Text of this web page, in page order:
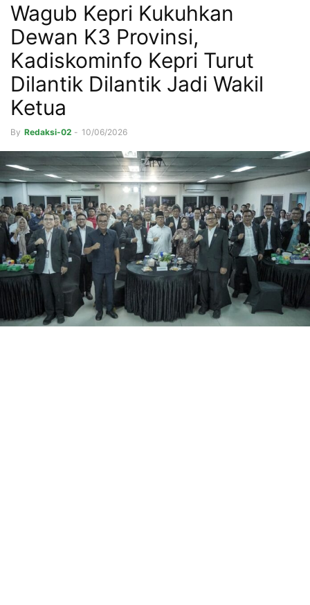
Wagub Kepri Kukuhkan
Dewan K3 Provinsi,
Kadiskominfo Kepri Turut
Dilantik Dilantik Jadi Wakil
Ketua
By Redaksi-02 - 10/06/2026